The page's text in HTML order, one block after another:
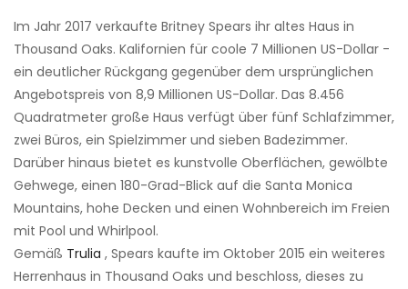
Im Jahr 2017 verkaufte Britney Spears ihr altes Haus in
Thousand Oaks. Kalifornien für coole 7 Millionen US-Dollar -
ein deutlicher Rückgang gegenüber dem ursprünglichen
Angebotspreis von 8,9 Millionen US-Dollar. Das 8.456
Quadratmeter große Haus verfügt über fünf Schlafzimmer,
zwei Büros, ein Spielzimmer und sieben Badezimmer.
Darüber hinaus bietet es kunstvolle Oberflächen, gewölbte
Gehwege, einen 180-Grad-Blick auf die Santa Monica
Mountains, hohe Decken und einen Wohnbereich im Freien
mit Pool und Whirlpool.
Gemäß Trulia , Spears kaufte im Oktober 2015 ein weiteres
Herrenhaus in Thousand Oaks und beschloss, dieses zu